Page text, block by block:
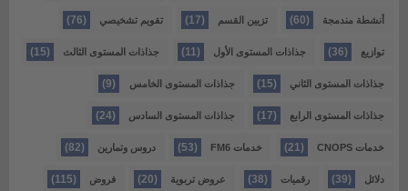
أنشطة مندمجة (60) تزيين القسم (17) تقويم تشخيصي (76)
توازيع (36) جذاذات المستوى الأول (11) جذاذات المستوى الثالث (15)
جذاذات المستوى الثاني (15) جذاذات المستوى الخامس (9)
جذاذات المستوى الرابع (17) جذاذات المستوى السادس (24)
خدمات CNOPS (21) خدمات FM6 (53) دروس وتمارين (82)
دلائل (39) رقميات (38) عروض تربوية (20) فروض (115)